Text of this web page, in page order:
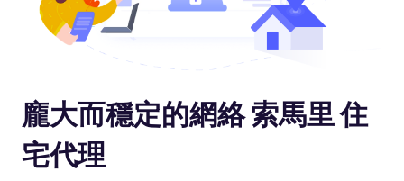
龐大而穩定的網絡 索馬里 住
宅代理